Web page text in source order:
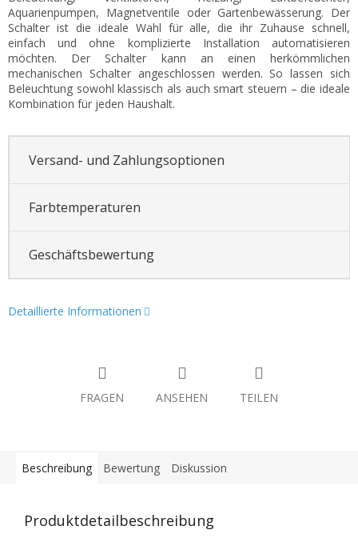
Aquarienpumpen, Magnetventile oder Gartenbewässerung. Der
Schalter ist die ideale Wahl für alle, die ihr Zuhause schnell,
einfach und ohne komplizierte Installation automatisieren
möchten. Der Schalter kann an einen herkömmlichen
mechanischen Schalter angeschlossen werden. So lassen sich
Beleuchtung sowohl klassisch als auch smart steuern – die ideale
Kombination für jeden Haushalt.
Versand- und Zahlungsoptionen
Farbtemperaturen
Geschäftsbewertung
Detaillierte Informationen
FRAGEN ANSEHEN TEILEN
Beschreibung Bewertung Diskussion
Produktdetailbeschreibung